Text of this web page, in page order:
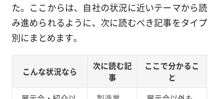
た。ここからは、自社の状況に近いテーマから読
み進められるように、次に読むべき記事をタイプ
別にまとめます。
こんな状況なら
次に読む記
事
ここで分かるこ
と